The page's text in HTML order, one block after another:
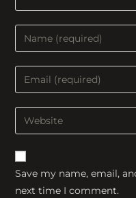
Enter
your
name
or
to
comment
Enter
your
email
address
comment
Enter
your
website
URL
(optional)
Save my name, email,
next time I comment.